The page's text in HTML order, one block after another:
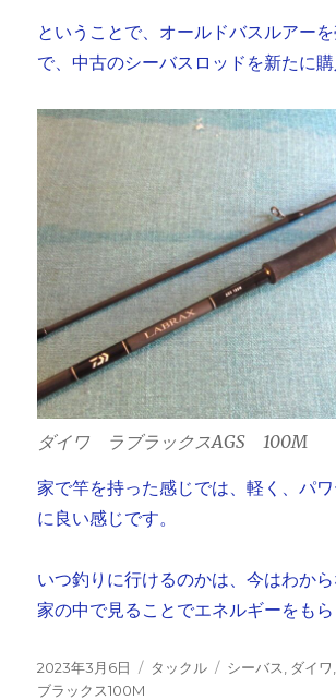
ということで、オールドバスルアー
で、中古のシーバスロッドを新たに購
ダイワ ラブラックスAGS 100M
家で竿を持った感じでは、軽く、パ
に良い感じです。
いつ釣りに行けるのかは、今はわから
家の中で見ることでエネルギーをも
投
稿
2023年3月6日
カ
タックル
タ
シーバス ダイワ
ブラックス100M